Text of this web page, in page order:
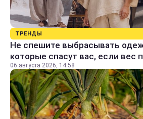
ТРЕНДЫ
Не спешите выбрасывать
которые спасут вас, если вес
06 августа 2026, 14:58